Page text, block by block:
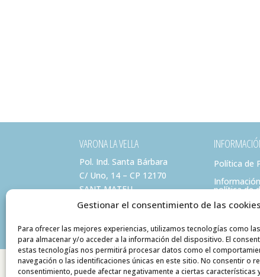
Gestionar el consentimiento de las cookies
Para ofrecer las mejores experiencias, utilizamos tecnologías como
para almacenar y/o acceder a la información del dispositivo. El
estas tecnologías nos permitirá procesar datos como el
navegación o las identificaciones únicas en este sitio. No consentir o
consentimiento, puede afectar negativamente a ciertas características
VARONA LA VELLA
Pol. Ind. Santa Bárbara
C/ Uno, 14 – CP 12170
SANT MATEU
(Castellón)
Política de
política de